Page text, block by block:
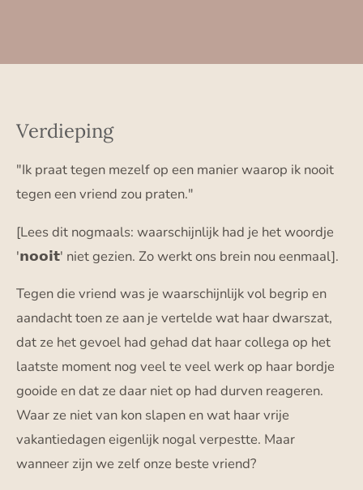
Verdieping
"Ik praat tegen mezelf op een manier waarop ik nooit
tegen een vriend zou praten."
[Lees dit nogmaals: waarschijnlijk had je het woordje
'𝗻𝗼𝗼𝗶𝘁' niet gezien. Zo werkt ons brein nou eenmaal].
Tegen die vriend was je waarschijnlijk vol begrip en
aandacht toen ze aan je vertelde wat haar dwarszat,
dat ze het gevoel had gehad dat haar collega op het
laatste moment nog veel te veel werk op haar bordje
gooide en dat ze daar niet op had durven reageren.
Waar ze niet van kon slapen en wat haar vrije
vakantiedagen eigenlijk nogal verpestte. Maar
wanneer zijn we zelf onze beste vriend?